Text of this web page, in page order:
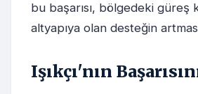
bu başarısı, bölgedeki güreş
altyapıya olan desteğin
Işıkçı'nın